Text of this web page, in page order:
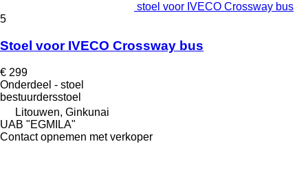
stoel voor IVECO Crossway bus
5
Stoel voor IVECO Crossway bus
€ 299
Onderdeel - stoel
bestuurdersstoel
Litouwen, Ginkunai
UAB "EGMILA"
Contact opnemen met verkoper